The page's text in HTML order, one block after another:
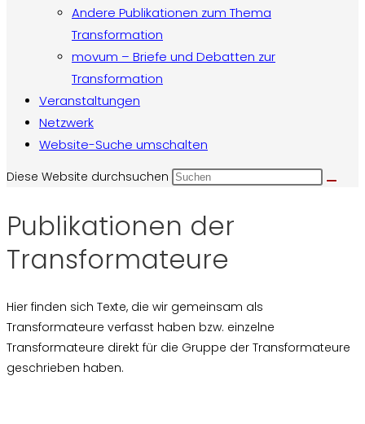
Andere Publikationen zum Thema
Transformation
movum – Briefe und Debatten zur
Transformation
Veranstaltungen
Netzwerk
Website-Suche umschalten
Diese Website durchsuchen
Publikationen der
Transformateure
Hier finden sich Texte, die wir gemeinsam als
Transformateure verfasst haben bzw. einzelne
Transformateure direkt für die Gruppe der Transformateure
geschrieben haben.